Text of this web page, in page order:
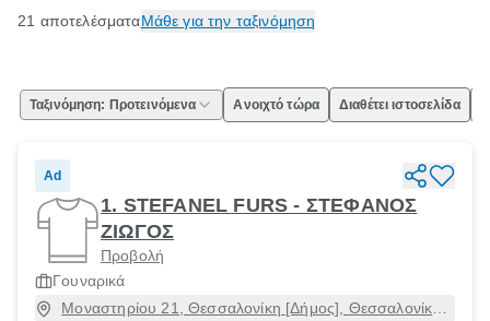
21 αποτελέσματαΜάθε για την ταξινόμηση
Ταξινόμηση: Προτεινόμενα Ανοιχτό τώρα Διαθέτει ιστοσελίδα
Ad
1. STEFANEL FURS - ΣΤΕΦΑΝΟΣ
ΖΙΩΓΟΣ
Προβολή
Γουναρικά
Μοναστηρίου 21, Θεσσαλονίκη [Δήμος], Θεσσαλονίκη,